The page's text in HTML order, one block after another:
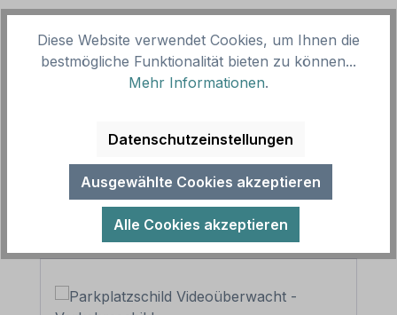
Parkplatzschild Rollatoren – mit großem
Piktogramm - Verkehrsschild. Mit
Parkplatzschildern weisen Sie gezielt Bereiche als…
Produktgalerie überspringen
Ähnliche Artikel
Diese Website verwendet Cookies, um Ihnen die
bestmögliche Funktionalität bieten zu können...
Mehr Informationen.
Datenschutzeinstellungen
Ausgewählte Cookies akzeptieren
Alle Cookies akzeptieren